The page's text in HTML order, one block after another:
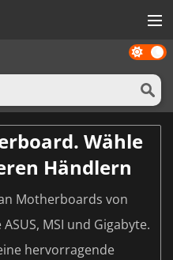
Dark
mode
Wähle
Händlern
Motherboards von
MSI und Gigabyte.
hervorragende